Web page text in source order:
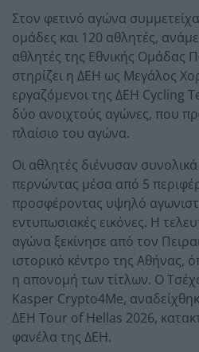
Στον φετινό αγώνα
ομάδες και 120 αθλητές,
αθλητές της Εθνικής Ομάδας
στηρίζει η ΔΕΗ ως Μεγάλος
εργαζόμενοι της ΔΕΗ Cycling
δύο ανοιχτούς αγώνες, που
πλαίσιο του αγώνα.
Οι αθλητές διένυσαν
περνώντας μέσα από 5
προσφέροντας υψηλό
εντυπωσιακές εικόνες. Η
αγώνα ξεκίνησε από τον
ιστορικό κέντρο της Αθήνας,
η απονομή των τίτλων. Ο
Kasper Crypto4Me,
ΔΕΗ Tour of Hellas 2026,
φανέλα της ΔΕΗ.